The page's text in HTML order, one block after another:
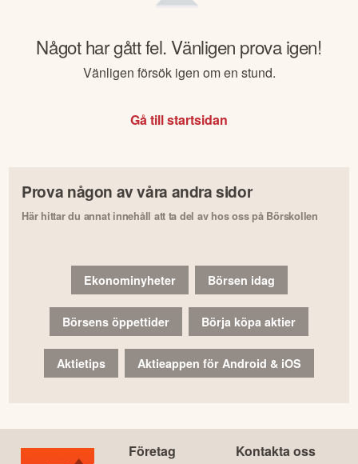
Något har gått fel. Vänligen prova igen!
Vänligen försök igen om en stund.
Gå till startsidan
Prova någon av våra andra sidor
Här hittar du annat innehåll att ta del av hos oss på Börskollen
Ekonominyheter Börsen idag
Börsens öppettider Börja köpa aktier
Aktietips Aktieappen för Android & iOS
Företag Kontakta oss